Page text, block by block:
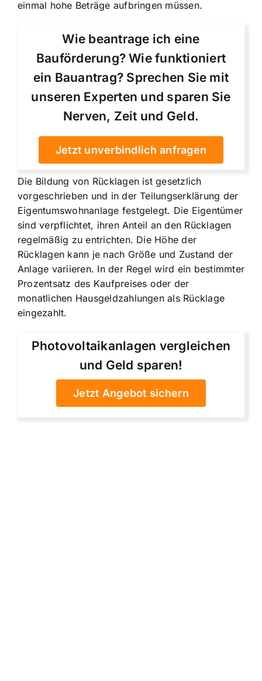
einmal hohe Beträge aufbringen müssen.
Wie beantrage ich eine
Bauförderung? Wie funktioniert
ein Bauantrag? Sprechen Sie mit
unseren Experten und sparen Sie
Nerven, Zeit und Geld.
Jetzt unverbindlich anfragen
Die Bildung von Rücklagen ist gesetzlich
vorgeschrieben und in der Teilungserklärung der
Eigentumswohnanlage festgelegt. Die Eigentümer
sind verpflichtet, ihren Anteil an den Rücklagen
regelmäßig zu entrichten. Die Höhe der
Rücklagen kann je nach Größe und Zustand der
Anlage variieren. In der Regel wird ein bestimmter
Prozentsatz des Kaufpreises oder der
monatlichen Hausgeldzahlungen als Rücklage
eingezahlt.
Photovoltaikanlagen vergleichen
und Geld sparen!
Jetzt Angebot sichern